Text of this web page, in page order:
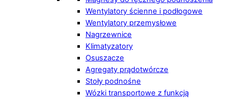
Wentylatory ścienne i podłogowe
Wentylatory przemysłowe
Nagrzewnice
Klimatyzatory
Osuszacze
Agregaty prądotwórcze
Stoły podnośne
Wózki transportowe z funkcją